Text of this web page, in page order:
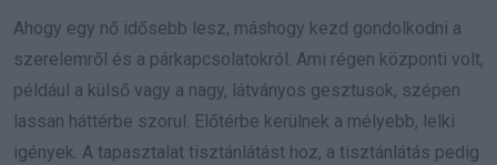
Ahogy egy nő idősebb lesz, máshogy kezd gondolkodni a
szerelemről és a párkapcsolatokról. Ami régen központi volt,
például a külső vagy a nagy, látványos gesztusok, szépen
lassan háttérbe szorul. Előtérbe kerülnek a mélyebb, lelki
igények. A tapasztalat tisztánlátást hoz, a tisztánlátás pedig